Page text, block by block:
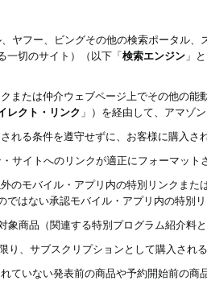
ヤフー、ビングその他の検索ポータル
一切のサイト）（以下「検索エンジン 」
または仲介ウェブページ上でその他の
レクト・リンク 」）を経由して、アマゾ
れる条件を遵守せずに、お客様に購入さ
サイトへのリンクが適正にフォーマッ
のモバイル・アプリ内の特別リンクま
ではない承認モバイル・アプリ内の特別
象商品（関連する特別プログラム紹介料
り、サブスクリプションとして購入され
ていない発表前の商品や予約開始前の商